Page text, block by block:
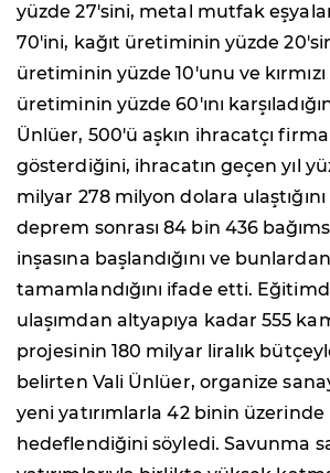
yüzde 27'sini, metal mutfak
70'ini, kağıt üretiminin yüzde
üretiminin yüzde 10'unu ve
üretiminin yüzde 60'ını
Ünlüer, 500'ü aşkın ihracatçı
gösterdiğini, ihracatın geçen yıl
milyar 278 milyon dolara
deprem sonrası 84 bin 436
inşasına başlandığını ve
tamamlandığını ifade etti.
ulaşımdan altyapıya kadar 555
projesinin 180 milyar liralık
belirten Vali Ünlüer, organize
yeni yatırımlarla 42 binin
hedeflendiğini söyledi. Savunma